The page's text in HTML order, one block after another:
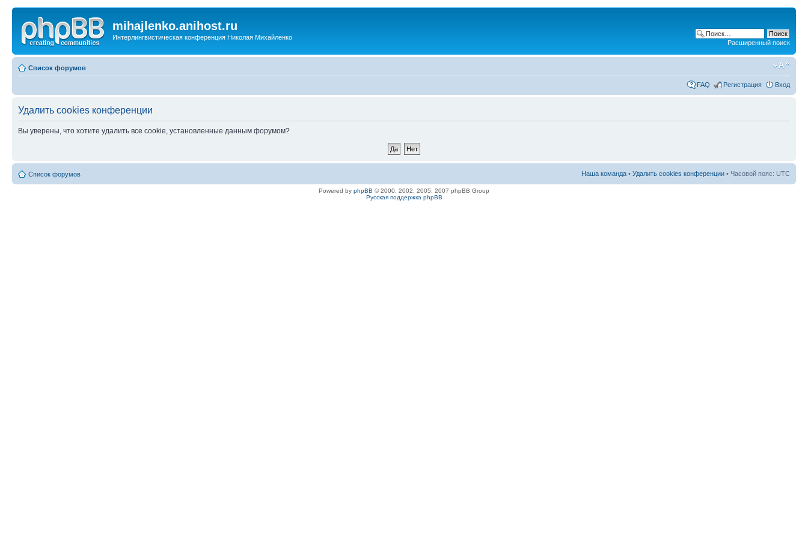
mihajlenko.anihost.ru
Интерлингвистическая конференция Николая Михайленко
Расширенный поиск
Список форумов
FAQ Регистрация Вход
Удалить cookies конференции
Вы уверены, что хотите удалить все cookie, установленные данным форумом?
Список форумов Наша команда • Удалить cookies конференции • Часовой пояс: UTC
Powered by phpBB © 2000, 2002, 2005, 2007 phpBB Group
Русская поддержка phpBB